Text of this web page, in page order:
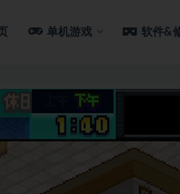
单机游戏 软件&